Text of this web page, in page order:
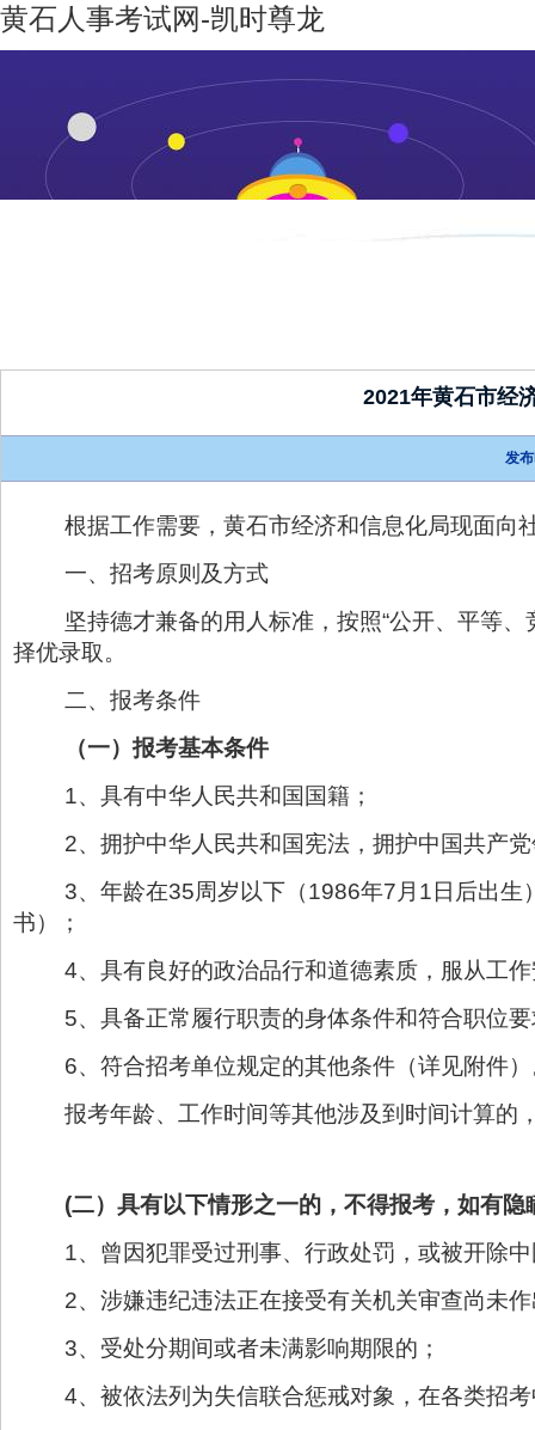
黄石人事考试网-凯时尊龙
2021年黄石市经
发
根据工作需要，黄石市经济和信息化局现面向
一、招考原则及方式
坚持德才兼备的用人标准，按照“公开、平等
择优录取。
二、报考条件
（一）报考基本条件
1、具有中华人民共和国国籍；
2、拥护中华人民共和国宪法，拥护中国共产
3、年龄在35周岁以下（1986年7月1日后出
书）；
4、具有良好的政治品行和道德素质，服从工
5、具备正常履行职责的身体条件和符合职位
6、符合招考单位规定的其他条件（详见附件
报考年龄、工作时间等其他涉及到时间计算的
(二） 具有以下情形之一的，不得报考，如有
1、曾因犯罪受过刑事、行政处罚，或被开除
2、涉嫌违纪违法正在接受有关机关审查尚未
3、受处分期间或者未满影响期限的；
4、被依法列为失信联合惩戒对象，在各类招